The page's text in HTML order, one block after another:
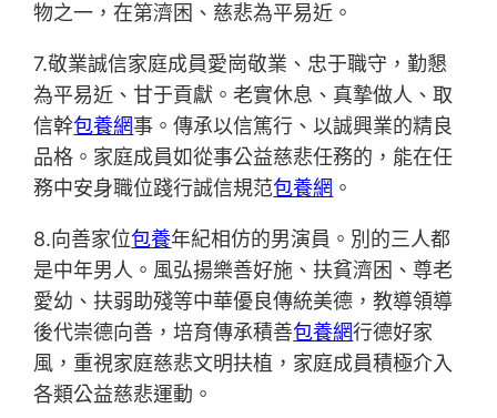
物之一，在第濟困、慈悲為平易近。
7.敬業誠信家庭成員愛崗敬業、忠于職守，勤懇
為平易近、甘于貢獻。老實休息、真摯做人、取
信幹包養網事。傳承以信篤行、以誠興業的精良
品格。家庭成員如從事公益慈悲任務的，能在任
務中安身職位踐行誠信規范包養網 。
8.向善家位包養年紀相仿的男演員。別的三人都
是中年男人。風弘揚樂善好施、扶貧濟困、尊老
愛幼、扶弱助殘等中華優良傳統美德，教導領導
後代崇德向善，培育傳承積善包養網行德好家
風，重視家庭慈悲文明扶植，家庭成員積極介入
各類公益慈悲運動。